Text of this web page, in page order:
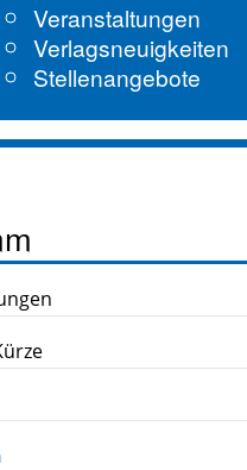
Veranstaltungen
Verlagsneuigkeiten
Stellenangebote